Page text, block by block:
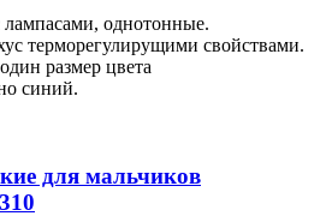
однотонные.
терморегулирущими свойствами.
размер цвета
синий.
для мальчиков